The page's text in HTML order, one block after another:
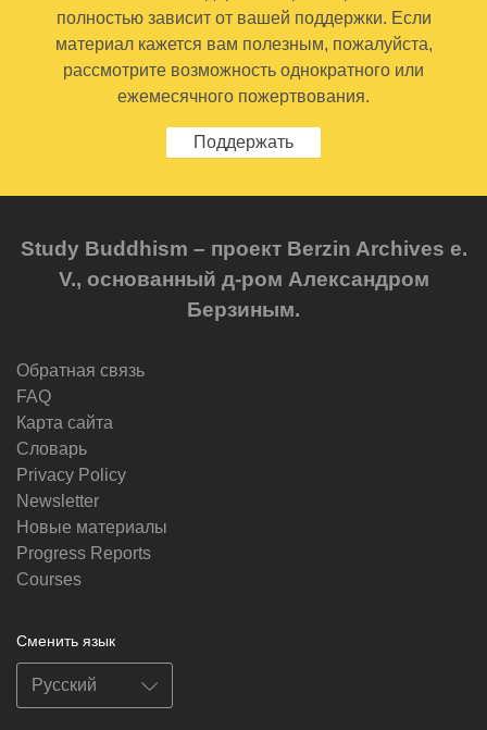
полностью зависит от вашей поддержки. Если
материал кажется вам полезным, пожалуйста,
рассмотрите возможность однократного или
ежемесячного пожертвования.
Поддержать
Study Buddhism – проект Berzin Archives e.
V., основанный д-ром Александром
Берзиным.
Обратная связь
FAQ
Карта сайта
Словарь
Privacy Policy
Newsletter
Новые материалы
Progress Reports
Courses
Сменить язык